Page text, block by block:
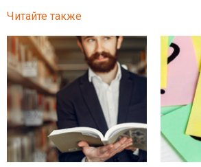
Читайте также